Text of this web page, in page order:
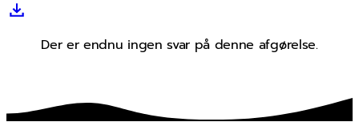
Der er endnu ingen svar på denne afgørelse.